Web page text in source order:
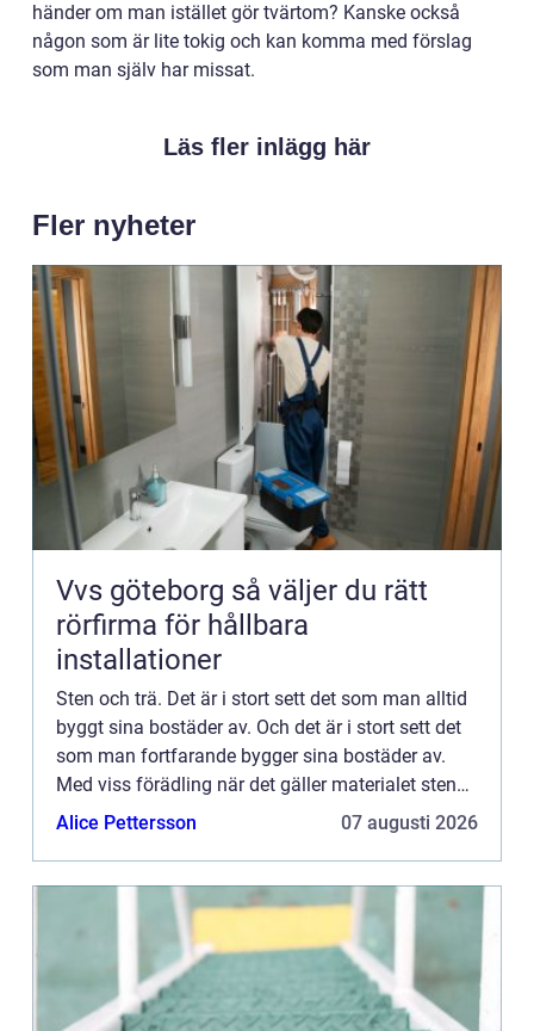
händer om man istället gör tvärtom? Kanske också
någon som är lite tokig och kan komma med förslag
som man själv har missat.
Läs fler inlägg här
Fler nyheter
Vvs göteborg så väljer du rätt
rörfirma för hållbara
installationer
Sten och trä. Det är i stort sett det som man alltid
byggt sina bostäder av. Och det är i stort sett det
som man fortfarande bygger sina bostäder av.
Med viss förädling när det gäller materialet sten
förstås. Det är alltså material som kommer från
Alice Pettersson 07 augusti 2026